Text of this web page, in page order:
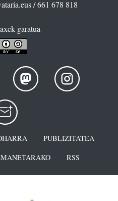
/ 661 678 818
garatua
PUBLIZITATEA
RSS